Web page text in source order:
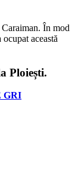
În mod
această
Ploiești.
GRI